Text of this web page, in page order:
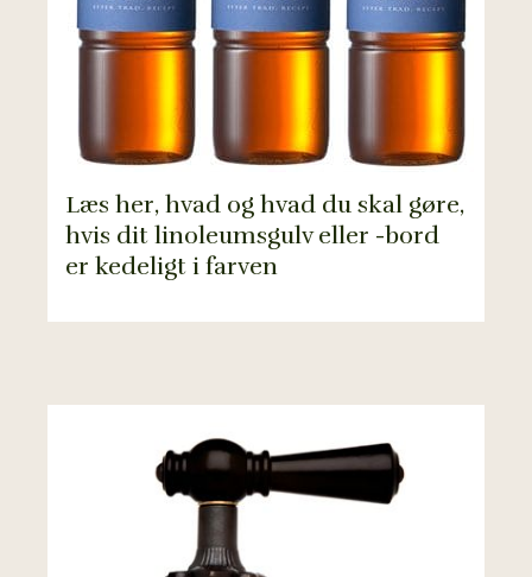
Læs her, hvad og hvad du skal gøre,
hvis dit linoleumsgulv eller -bord
er kedeligt i farven